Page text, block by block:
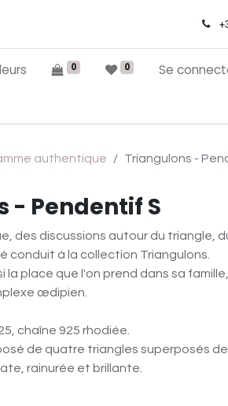
0 0 Se
authentique Triangulons -
- Pendentif S
des discussions autour du triangle,
conduit à la collection Triangulons.
la place que l'on prend dans sa
œdipien.
chaîne 925 rhodiée.
de quatre triangles superposés
rainurée et brillante.